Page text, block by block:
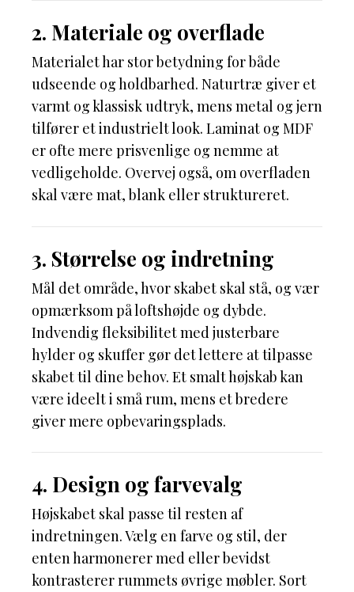
2. Materiale og overflade
Materialet har stor betydning for både
udseende og holdbarhed. Naturtræ giver et
varmt og klassisk udtryk, mens metal og jern
tilfører et industrielt look. Laminat og MDF
er ofte mere prisvenlige og nemme at
vedligeholde. Overvej også, om overfladen
skal være mat, blank eller struktureret.
3. Størrelse og indretning
Mål det område, hvor skabet skal stå, og vær
opmærksom på loftshøjde og dybde.
Indvendig fleksibilitet med justerbare
hylder og skuffer gør det lettere at tilpasse
skabet til dine behov. Et smalt højskab kan
være ideelt i små rum, mens et bredere
giver mere opbevaringsplads.
4. Design og farvevalg
Højskabet skal passe til resten af
indretningen. Vælg en farve og stil, der
enten harmonerer med eller bevidst
kontrasterer rummets øvrige møbler. Sort